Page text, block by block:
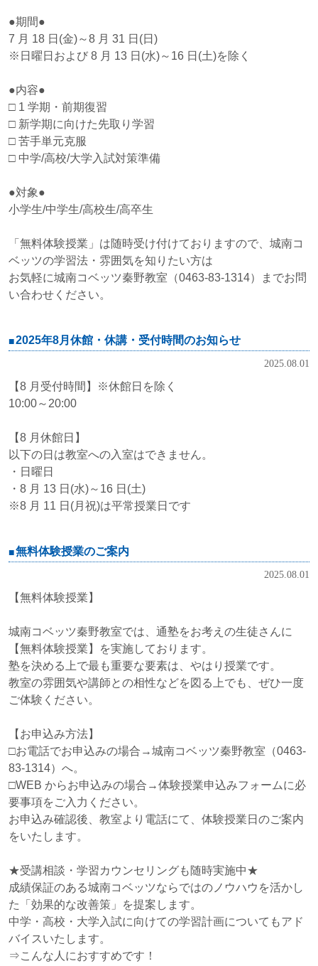
●期間●
7 月 18 日(金)～8 月 31 日(日)
※日曜日および 8 月 13 日(水)～16 日(土)を除く
●内容●
□ 1 学期・前期復習
□ 新学期に向けた先取り学習
□ 苦手単元克服
□ 中学/高校/大学入試対策準備
●対象●
小学生/中学生/高校生/高卒生
「無料体験授業」は随時受け付けておりますので、城南コ
ベッツの学習法・雰囲気を知りたい方は
お気軽に城南コベッツ秦野教室（0463-83-1314）までお問
い合わせください。
2025年8月休館・休講・受付時間のお知らせ
2025.08.01
【8 月受付時間】※休館日を除く
10:00～20:00
【8 月休館日】
以下の日は教室への入室はできません。
・日曜日
・8 月 13 日(水)～16 日(土)
※8 月 11 日(月祝)は平常授業日です
無料体験授業のご案内
2025.08.01
【無料体験授業】
城南コベッツ秦野教室では、通塾をお考えの生徒さんに
【無料体験授業】を実施しております。
塾を決める上で最も重要な要素は、やはり授業です。
教室の雰囲気や講師との相性などを図る上でも、ぜひ一度
ご体験ください。
【お申込み方法】
□お電話でお申込みの場合→城南コベッツ秦野教室（0463-
83-1314）へ。
□WEB からお申込みの場合→体験授業申込みフォームに必
要事項をご入力ください。
お申込み確認後、教室より電話にて、体験授業日のご案内
をいたします。
★受講相談・学習カウンセリングも随時実施中★
成績保証のある城南コベッツならではのノウハウを活かし
た「効果的な改善策」を提案します。
中学・高校・大学入試に向けての学習計画についてもアド
バイスいたします。
⇒こんな人におすすめです！